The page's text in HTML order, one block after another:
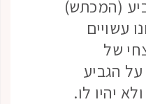
(המכתש)
עשויים
של
הגביע
יהיו לו.